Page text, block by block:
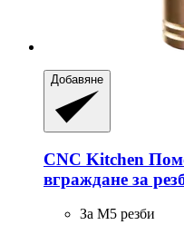
Добавяне
CNC Kitchen
вграждане за
За M5 резби